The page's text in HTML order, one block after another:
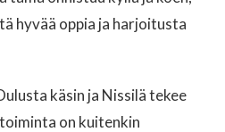
hyvää oppia ja harjoitusta
käsin ja Nissilä tekee
on kuitenkin